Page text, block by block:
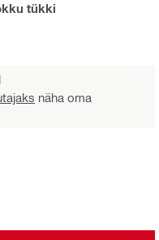
tükki
näha oma